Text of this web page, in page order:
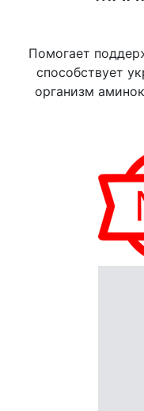
Помогает
способствует
организм